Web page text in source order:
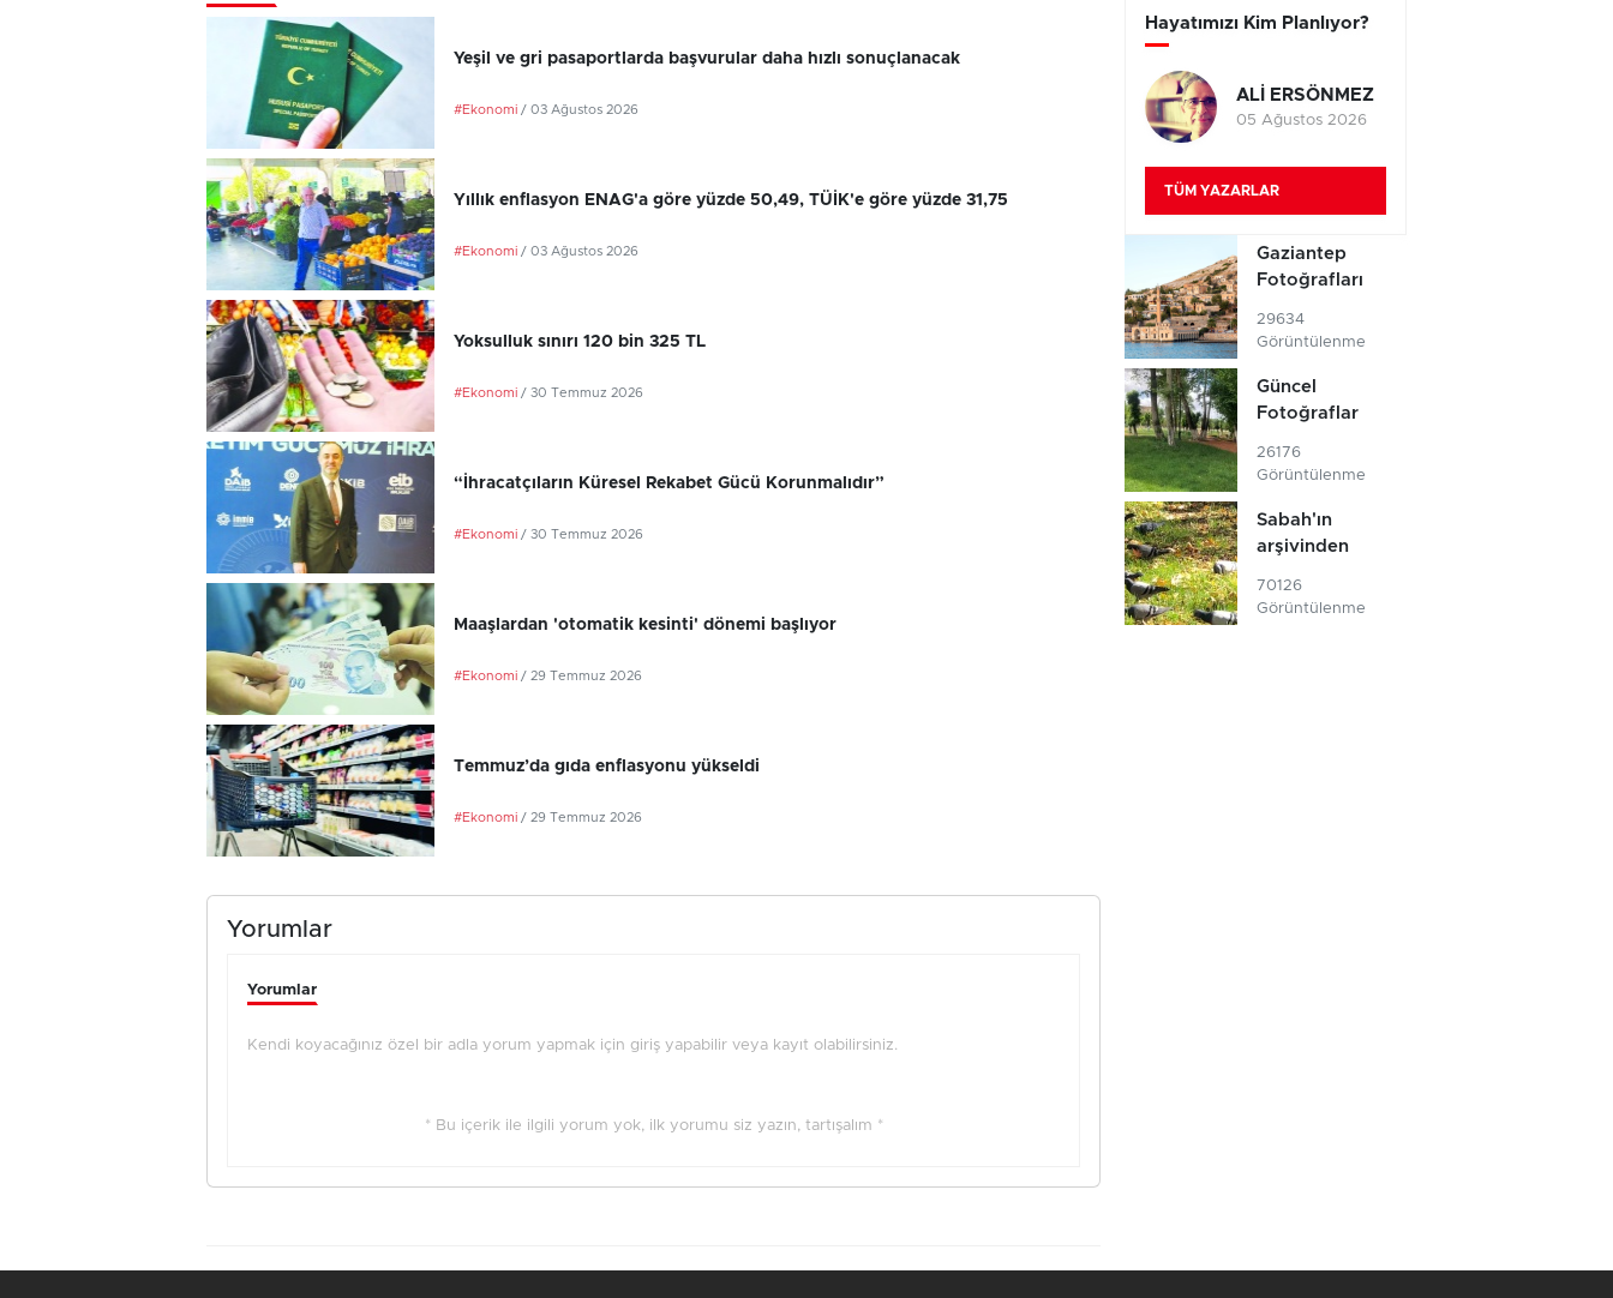
Yeşil ve gri pasaportlarda başvurular daha hızlı sonuçlanacak
#Ekonomi / 03 Ağustos 2026
Yıllık enflasyon ENAG'a göre yüzde 50,49, TÜİK'e göre yüzde 31,75
#Ekonomi / 03 Ağustos 2026
Yoksulluk sınırı 120 bin 325 TL
#Ekonomi / 30 Temmuz 2026
“İhracatçıların Küresel Rekabet Gücü Korunmalıdır”
#Ekonomi / 30 Temmuz 2026
Maaşlardan 'otomatik kesinti' dönemi başlıyor
#Ekonomi / 29 Temmuz 2026
Temmuz’da gıda enflasyonu yükseldi
#Ekonomi / 29 Temmuz 2026
Yorumlar
Yorumlar
Kendi koyacağınız özel bir adla yorum yapmak için giriş yapabilir veya kayıt olabilirsiniz.
* Bu içerik ile ilgili yorum yok, ilk yorumu siz yazın, tartışalım *
Hayatımızı Kim Planlıyor?
ALİ ERSÖNMEZ
05 Ağustos 2026
TÜM YAZARLAR
Gaziantep
Fotoğrafları
29634
Görüntülenme
Güncel
Fotoğraflar
26176
Görüntülenme
Sabah'ın
arşivinden
70126
Görüntülenme